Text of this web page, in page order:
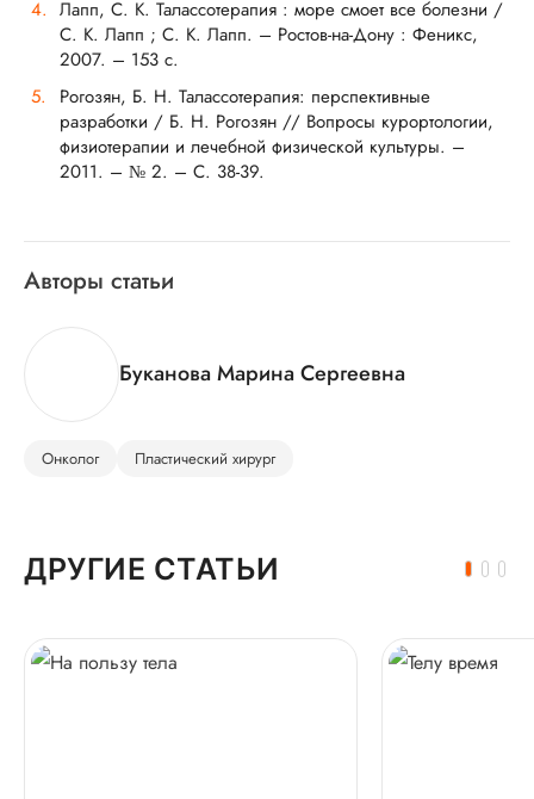
Лапп, С. К. Талассотерапия : море смоет все болезни /
С. К. Лапп ; С. К. Лапп. – Ростов-на-Дону : Феникс,
2007. – 153 с.
Рогозян, Б. Н. Талассотерапия: перспективные
разработки / Б. Н. Рогозян // Вопросы курортологии,
физиотерапии и лечебной физической культуры. –
2011. – № 2. – С. 38-39.
Авторы статьи
Буканова Марина Сергеевна
Онколог Пластический хирург
ДРУГИЕ СТАТЬИ